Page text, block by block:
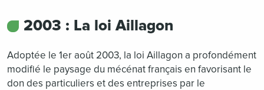
2003 : La loi Aillagon
Adoptée le 1er août 2003, la loi Aillagon a profondément
modifié le paysage du mécénat français en favorisant le
don des particuliers et des entreprises par le